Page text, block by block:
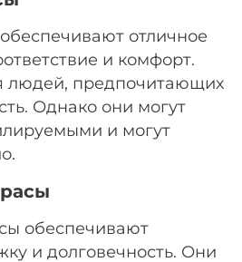
отличное
и комфорт.
людей, предпочитающих
Однако они могут
и могут
обеспечивают
и долговечность. Они